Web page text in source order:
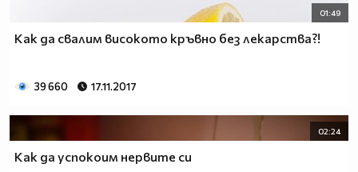
01:49
Как да свалим високото кръвно без лекарства?!
39 660 17.11.2017
02:24
Как да успокоим нервите си